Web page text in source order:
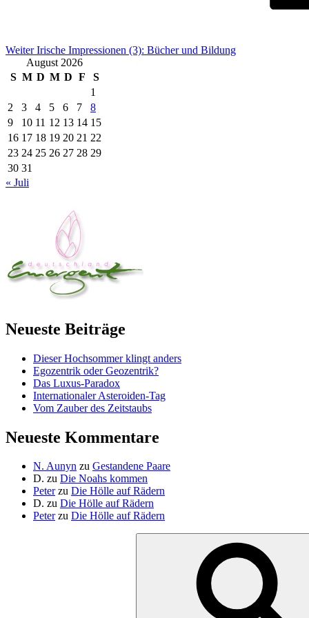
Weiter Irische Impressionen (3): Bücher und Bildung
August 2026
S M D M D F
S
1
2
3 4 5 6 7
8
9
10 11 12 13 14 15
16 17 18 19 20 21 22
23 24 25 26 27 28 29
30 31
« Juli
Neueste Beiträge
Dieser Hochsommer klingt anders
Egozentrik oder Geozentrik?
Das Luxus-Paradox
Internationaler Asteroiden-Tag
Vom Zauber des Zeitstaubs
Neueste Kommentare
N. Aunyn zu Gestandene Paare
D. zu Die Noahs kommen
Peterzu Die Hölle auf Rädern
D. zu Die Hölle auf Rädern
Peterzu Die Hölle auf Rädern